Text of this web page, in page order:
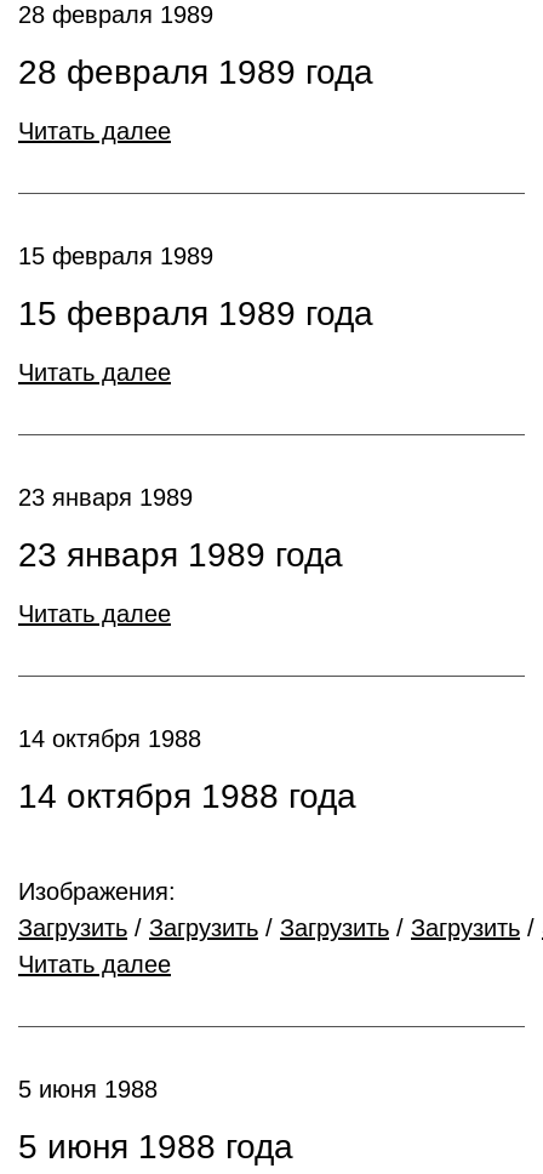
28 февраля 1989
28 февраля 1989 года
Читать далее
15 февраля 1989
15 февраля 1989 года
Читать далее
23 января 1989
23 января 1989 года
Читать далее
14 октября 1988
14 октября 1988 года
Изображения:
Загрузить / Загрузить / Загрузить / Загрузить /
Читать далее
5 июня 1988
5 июня 1988 года